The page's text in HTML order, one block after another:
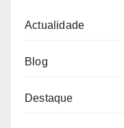
Actualidade
Blog
Destaque